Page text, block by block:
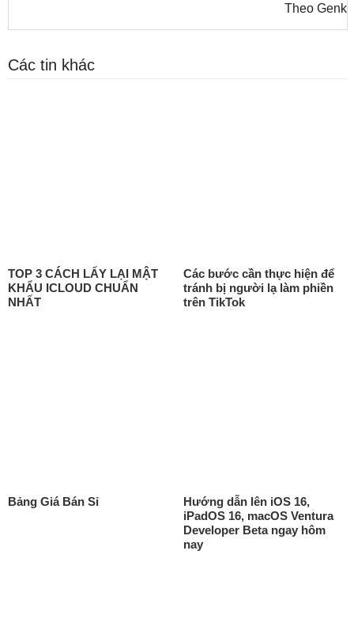
Theo Genk
Các tin khác
TOP 3 CÁCH LẤY LẠI MẬT
KHẨU ICLOUD CHUẨN
NHẤT
Các bước cần thực hiện để
tránh bị người lạ làm phiền
trên TikTok
Bảng Giá Bán Sỉ
Hướng dẫn lên iOS 16,
iPadOS 16, macOS Ventura
Developer Beta ngay hôm
nay